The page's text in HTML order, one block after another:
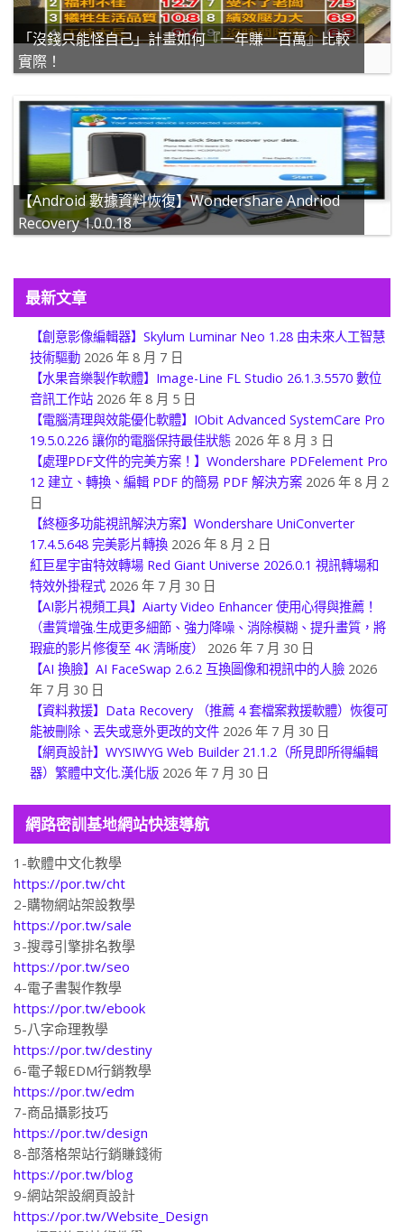
「沒錢只能怪自己」計畫如何『一年賺一百萬』比較
實際！
【Android 數據資料恢復】Wondershare Andriod
Recovery 1.0.0.18
最新文章
【創意影像編輯器】Skylum Luminar Neo 1.28 由未來人工智慧
技術驅動 2026 年 8 月 7 日
【水果音樂製作軟體】Image-Line FL Studio 26.1.3.5570 數位
音訊工作站 2026 年 8 月 5 日
【電腦清理與效能優化軟體】IObit Advanced SystemCare Pro
19.5.0.226 讓你的電腦保持最佳狀態 2026 年 8 月 3 日
【處理PDF文件的完美方案！】Wondershare PDFelement Pro
12 建立、轉換、編輯 PDF 的簡易 PDF 解決方案 2026 年 8 月 2
日
【終極多功能視訊解決方案】Wondershare UniConverter
17.4.5.648 完美影片轉換 2026 年 8 月 2 日
紅巨星宇宙特效轉場 Red Giant Universe 2026.0.1 視訊轉場和
特效外掛程式 2026 年 7 月 30 日
【AI影片視頻工具】Aiarty Video Enhancer 使用心得與推薦！
（畫質增強.生成更多細節、強力降噪、消除模糊、提升畫質，將
瑕疵的影片修復至 4K 清晰度） 2026 年 7 月 30 日
【AI 換臉】AI FaceSwap 2.6.2 互換圖像和視訊中的人臉
年 7 月 30 日
【資料救援】Data Recovery （推薦 4 套檔案救援軟體）恢復可
能被刪除、丟失或意外更改的文件 2026 年 7 月 30 日
【網頁設計】WYSIWYG Web Builder 21.1.2（所見即所得編輯
器）繁體中文化.漢化版 2026 年 7 月 30 日
網路密訓基地網站快速導航
1-軟體中文化教學
https://por.tw/cht
2-購物網站架設教學
https://por.tw/sale
3-搜尋引擎排名教學
https://por.tw/seo
4-電子書製作教學
https://por.tw/ebook
5-八字命理教學
https://por.tw/destiny
6-電子報EDM行銷教學
https://por.tw/edm
7-商品攝影技巧
https://por.tw/design
8-部落格架站行銷賺錢術
https://por.tw/blog
9-網站架設網頁設計
https://por.tw/Website_Design
10-攝影錄影技術教學